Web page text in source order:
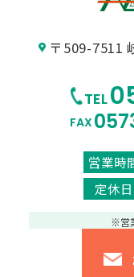
〒509-7511
TEL
FAX
営業時
定休日